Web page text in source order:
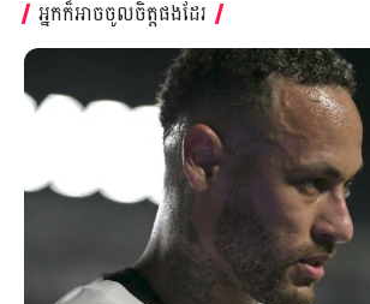
អ្នកក៏អាចចូលចិត្តផងដែរ